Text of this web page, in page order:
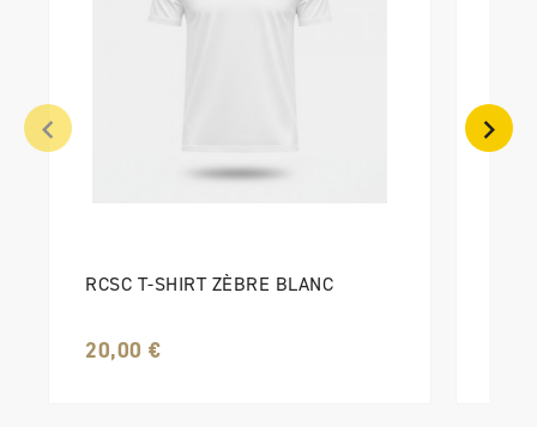
RCSC T-SHIRT ZÈBRE BLANC
20,00 €